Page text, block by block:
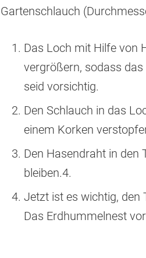
Gartenschlauch
Das Loch mit Hilfe von
vergrößern, sodass
seid vorsichtig.
Den Schlauch in das
einem Korken
Den Hasendraht in den
bleiben.4.
Jetzt ist es wichtig, den
Das Erdhummelnest